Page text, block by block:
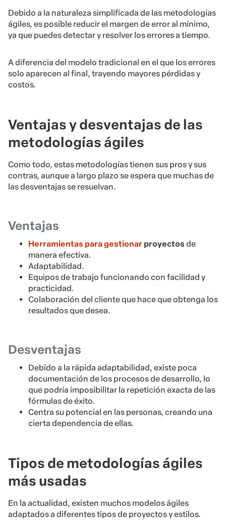
Debido a la naturaleza simplificada de las metodologías
ágiles, es posible reducir el margen de error al mínimo,
ya que puedes detectar y resolver los errores a tiempo.
A diferencia del modelo tradicional en el que los errores
solo aparecen al final, trayendo mayores pérdidas y
costos.
Ventajas y desventajas de las
metodologías ágiles
Como todo, estas metodologías tienen sus pros y sus
contras, aunque a largo plazo se espera que muchas de
las desventajas se resuelvan.
Ventajas
Herramientas para gestionar proyectos de
manera efectiva.
Adaptabilidad.
Equipos de trabajo funcionando con facilidad y
practicidad.
Colaboración del cliente que hace que obtenga los
resultados que desea.
Desventajas
Debido a la rápida adaptabilidad, existe poca
documentación de los procesos de desarrollo, lo
que podría imposibilitar la repetición exacta de las
fórmulas de éxito.
Centra su potencial en las personas, creando una
cierta dependencia de ellas.
Tipos de metodologías ágiles
más usadas
En la actualidad, existen muchos modelos ágiles
adaptados a diferentes tipos de proyectos y estilos.